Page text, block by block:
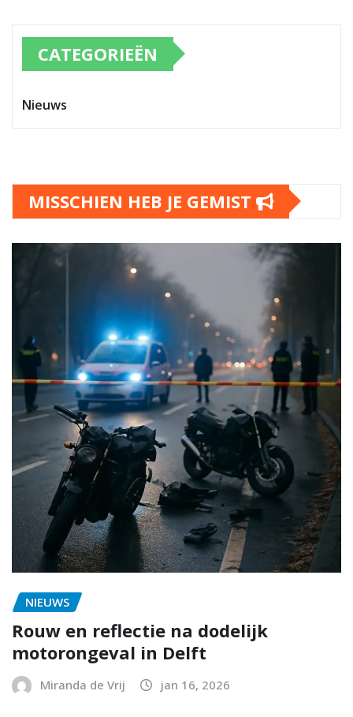
CATEGORIEËN
Nieuws
MISSCHIEN HEB JE GEMIST
NIEUWS
Rouw en reflectie na dodelijk
motorongeval in Delft
Miranda de Vrij jan 16, 2026